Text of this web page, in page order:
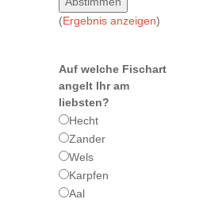
(Ergebnis anzeigen)
Auf welche Fischart
angelt Ihr am
liebsten?
Hecht
Zander
Wels
Karpfen
Aal